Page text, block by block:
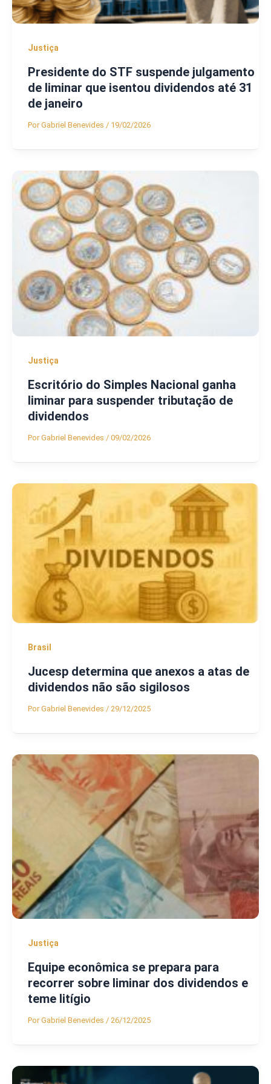
Justiça
Presidente do STF suspende julgamento
de liminar que isentou dividendos até 31
de janeiro
PorGabriel Benevides / 19/02/2026
Justiça
Escritório do Simples Nacional ganha
liminar para suspender tributação de
dividendos
PorGabriel Benevides / 09/02/2026
Brasil
Jucesp determina que anexos a atas de
dividendos não são sigilosos
PorGabriel Benevides / 29/12/2025
Justiça
Equipe econômica se prepara para
recorrer sobre liminar dos dividendos e
teme litígio
PorGabriel Benevides / 26/12/2025